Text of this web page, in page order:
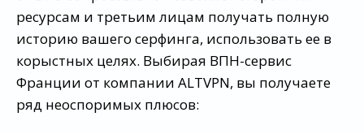
ресурсам и третьим лицам получать полную
историю вашего серфинга, использовать ее в
корыстных целях. Выбирая ВПН-сервис
Франции от компании ALTVPN, вы получаете
ряд неоспоримых плюсов: